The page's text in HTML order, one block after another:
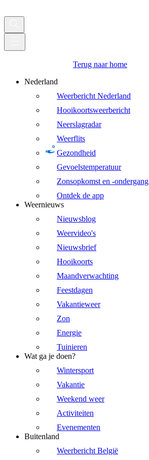
Terug naar home
Nederland
Weerbericht Nederland
Hooikoortsweerbericht
Neerslagradar
Weerflits
Gezondheid
Gevoelstemperatuur
Zonsopkomst en -ondergang
Ontdek de app
Weernieuws
Nieuwsblog
Weervideo's
Nieuwsbrief
Hooikoorts
Maandverwachting
Feestdagen
Vakantieweer
Zon
Energie
Tuinieren
Wat ga je doen?
Wintersport
Vakantie
Weekend weer
Activiteiten
Evenementen
Buitenland
Weerbericht België